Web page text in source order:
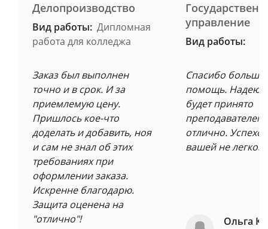
Делопроизводство
Вид работы: Дипломная
работа для колледжа
Заказ был выполнен
точно и в срок. И за
приемлемую цену.
Пришлось кое-что
доделать и добавить, ноя
и сам не знал об этих
требованиях при
оформлении заказа.
Искренне благодарю.
Защита оценена на
"отлично"!
управление
Вид работы:
Спасибо
помощь.
будет принято
преподавателем
отлично.
вашей не легкой
Ольга